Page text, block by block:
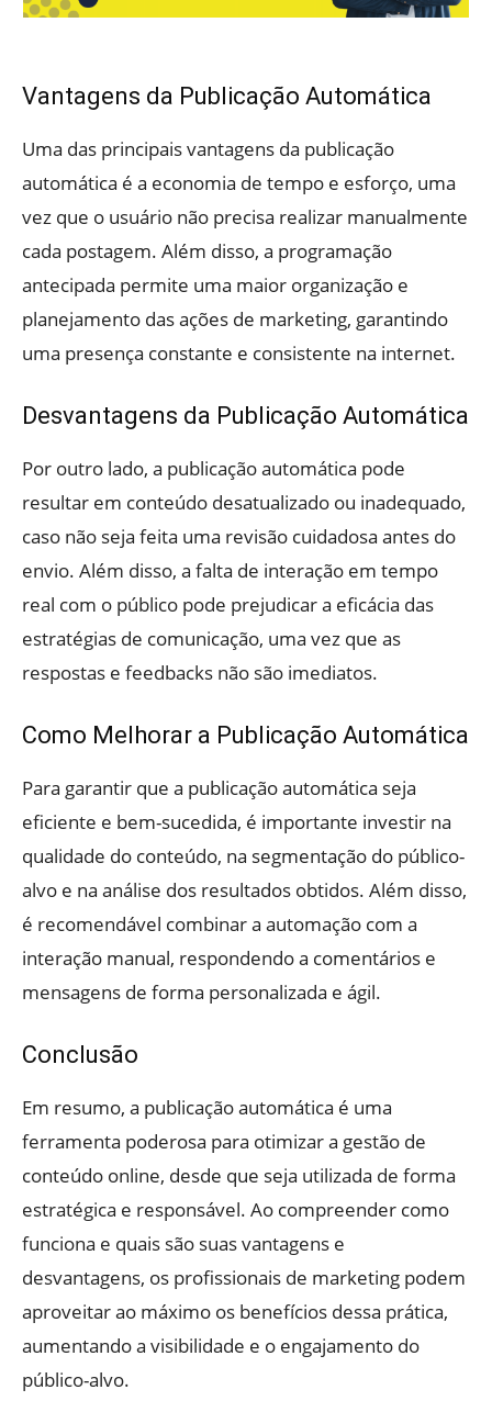
Vantagens da Publicação Automática
Uma das principais vantagens da publicação
automática é a economia de tempo e esforço, uma
vez que o usuário não precisa realizar manualmente
cada postagem. Além disso, a programação
antecipada permite uma maior organização e
planejamento das ações de marketing, garantindo
uma presença constante e consistente na internet.
Desvantagens da Publicação Automática
Por outro lado, a publicação automática pode
resultar em conteúdo desatualizado ou inadequado,
caso não seja feita uma revisão cuidadosa antes do
envio. Além disso, a falta de interação em tempo
real com o público pode prejudicar a eficácia das
estratégias de comunicação, uma vez que as
respostas e feedbacks não são imediatos.
Como Melhorar a Publicação Automática
Para garantir que a publicação automática seja
eficiente e bem-sucedida, é importante investir na
qualidade do conteúdo, na segmentação do público-
alvo e na análise dos resultados obtidos. Além disso,
é recomendável combinar a automação com a
interação manual, respondendo a comentários e
mensagens de forma personalizada e ágil.
Conclusão
Em resumo, a publicação automática é uma
ferramenta poderosa para otimizar a gestão de
conteúdo online, desde que seja utilizada de forma
estratégica e responsável. Ao compreender como
funciona e quais são suas vantagens e
desvantagens, os profissionais de marketing podem
aproveitar ao máximo os benefícios dessa prática,
aumentando a visibilidade e o engajamento do
público-alvo.